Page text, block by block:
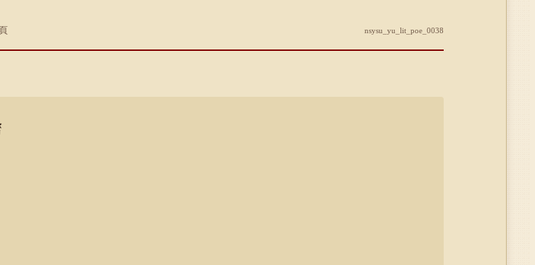
nsysu_yu_lit_poe_0038